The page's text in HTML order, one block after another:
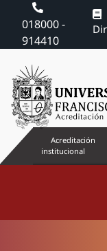
018000 -
914410
Acreditación
institucional